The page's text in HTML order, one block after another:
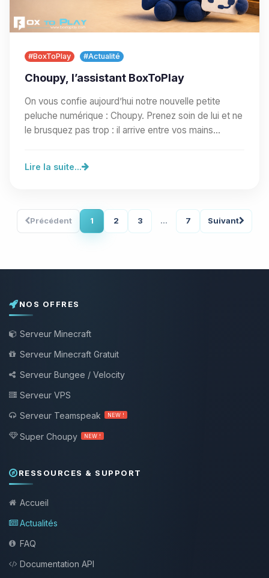
#BoxToPlay #Actualité
Choupy, l’assistant BoxToPlay
On vous confie aujourd’hui notre nouvelle petite
peluche numérique : Choupy. Prenez soin de lui et ne
le brusquez pas trop : il arrive entre vos mains…
Lire la suite...
Précédent 1 2 3 ... 7 Suivant
NOS OFFRES
Serveur Minecraft
Serveur Minecraft Gratuit
Serveur Bungee / Velocity
Serveur VPS
Serveur Teamspeak
NEW !
Super Choupy NEW !
RESSOURCES & SUPPORT
Accueil
Actualités
FAQ
Documentation API